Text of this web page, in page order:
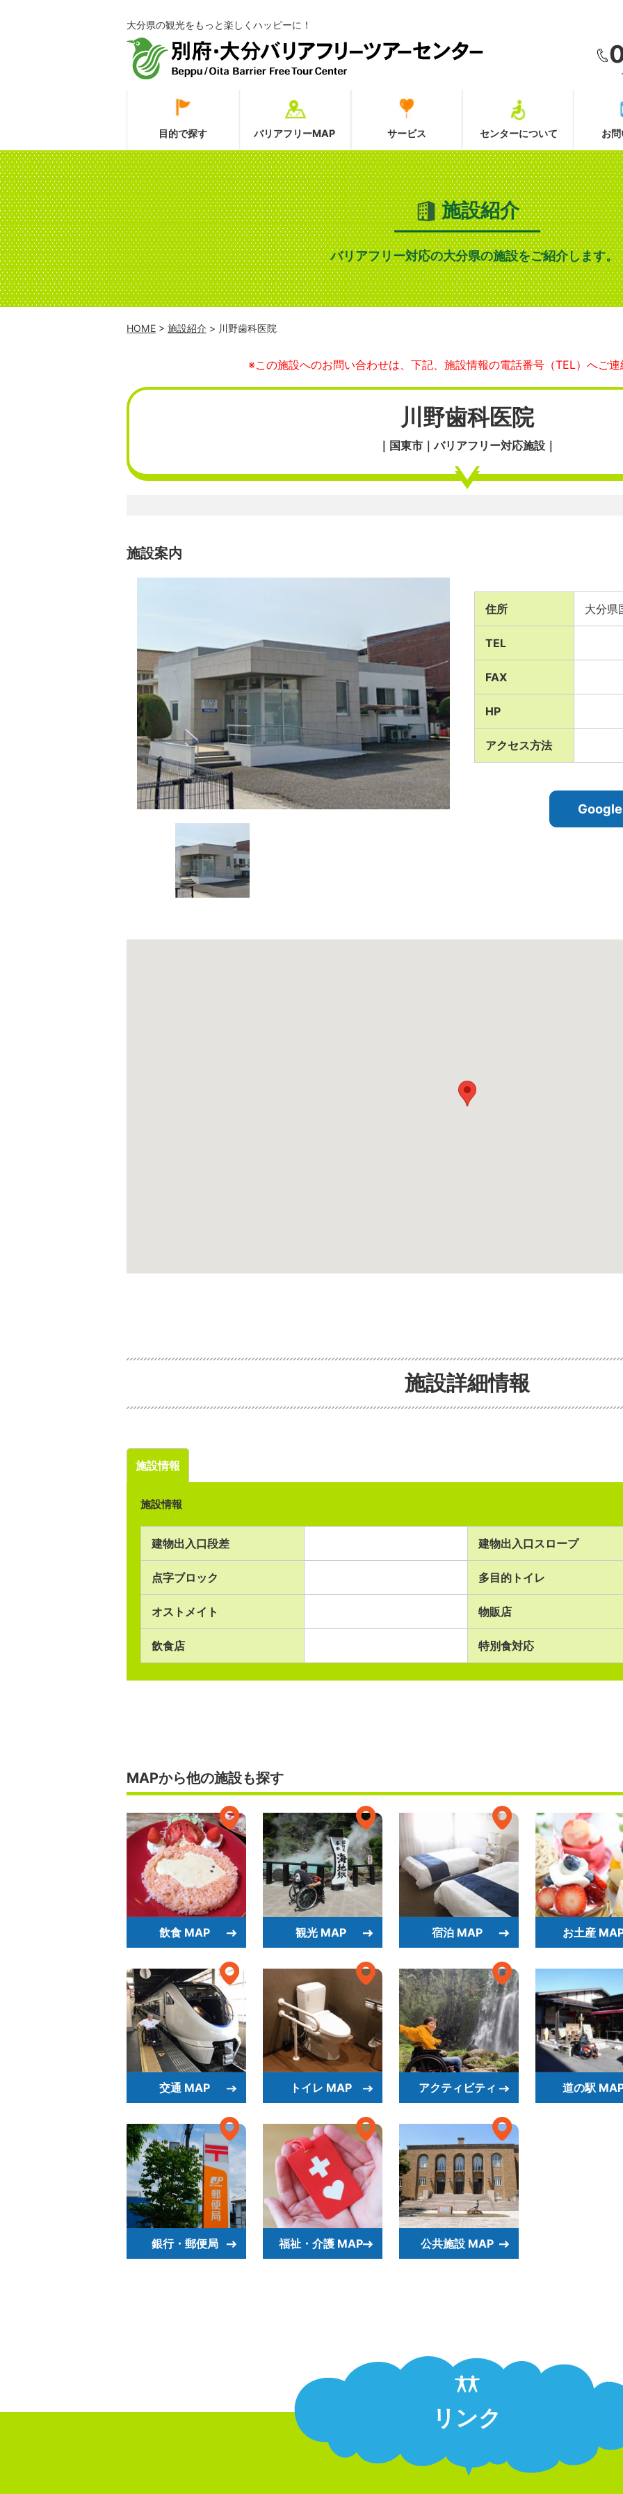
大分県の観光をもっと楽しくハッピーに！
目的で探す バリアフリーMAP サービス センターについて お
施設紹介
バリアフリー対応の大分県の施設をご紹介します。
HOME > 施設紹介 > 川野歯科医院
※この施設へのお問い合わせは、下記、施設情報の電話番号（TEL）へご連
川野歯科医院
｜国東市｜バリアフリー対応施設｜
施設案内
住所 大分県
TEL
FAX
HP
アクセス方法
Google
施設詳細情報
施設情報
施設情報
建物出入口段差 建物出入口スロープ
点字ブロック 多目的トイレ
オストメイト 物販店
飲食店 特別食対応
MAPから他の施設も探す
飲食 MAP 観光 MAP 宿泊 MAP お土産
交通 MAP トイレ MAP アクティビティ 道の駅
銀行・郵便局 福祉・介護 MAP 公共施設 MAP
リンク